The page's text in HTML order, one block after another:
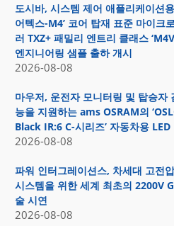
도시바, 시스템 제어 애플리케이션
어텍스-M4’ 코어 탑재 표준 마이크
러 TXZ+ 패밀리 엔트리 클래스
엔지니어링 샘플 출하 개시
2026-08-08
마우저, 운전자 모니터링 및 탑승자
능을 지원하는 ams OSRAM의
Black IR:6 C-시리즈’ 자동차용 LED
2026-08-08
파워 인터그레이션스, 차세대 고전
시스템을 위한 세계 최초의 2200V
술 시연
2026-08-08